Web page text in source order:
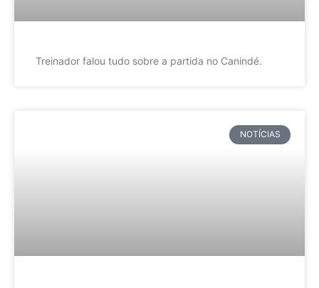
Treinador falou tudo sobre a partida no Canindé.
NOTÍCIAS